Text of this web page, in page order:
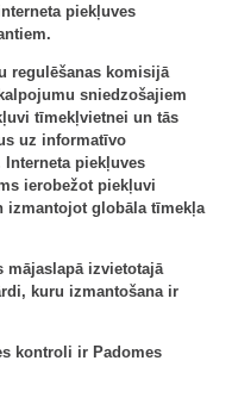
piekļuves
regulēšanas komisijā
sniedzošajiem
tīmekļvietnei un tās
uz informatīvo
piekļuves
ierobežot piekļuvi
izmantojot globāla tīmekļa
mājaslapā izvietotajā
kuru izmantošana ir
kontroli ir Padomes